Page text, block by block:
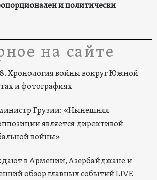
и политически
на сайте
Хронология войны вокруг Южной
и фотографиях
Грузии: «Нынешняя
является директивой
войны»
в Армении, Азербайджане и
обзор главных событий LIVE